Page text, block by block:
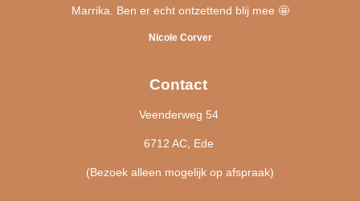
Marrika. Ben er echt ontzettend blij mee 🤩
Nicole Corver
Contact
Veenderweg 54
6712 AC, Ede
(Bezoek alleen mogelijk op afspraak)